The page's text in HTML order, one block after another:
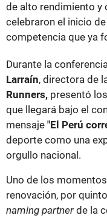
de alto rendimiento y
celebraron el inicio
competencia que ya
Durante la
Larraín, directora de
Runners, presentó
que llegará bajo el
mensaje "El Perú
deporte como una
orgullo nacional.
Uno de los
renovación, por
naming partner de la